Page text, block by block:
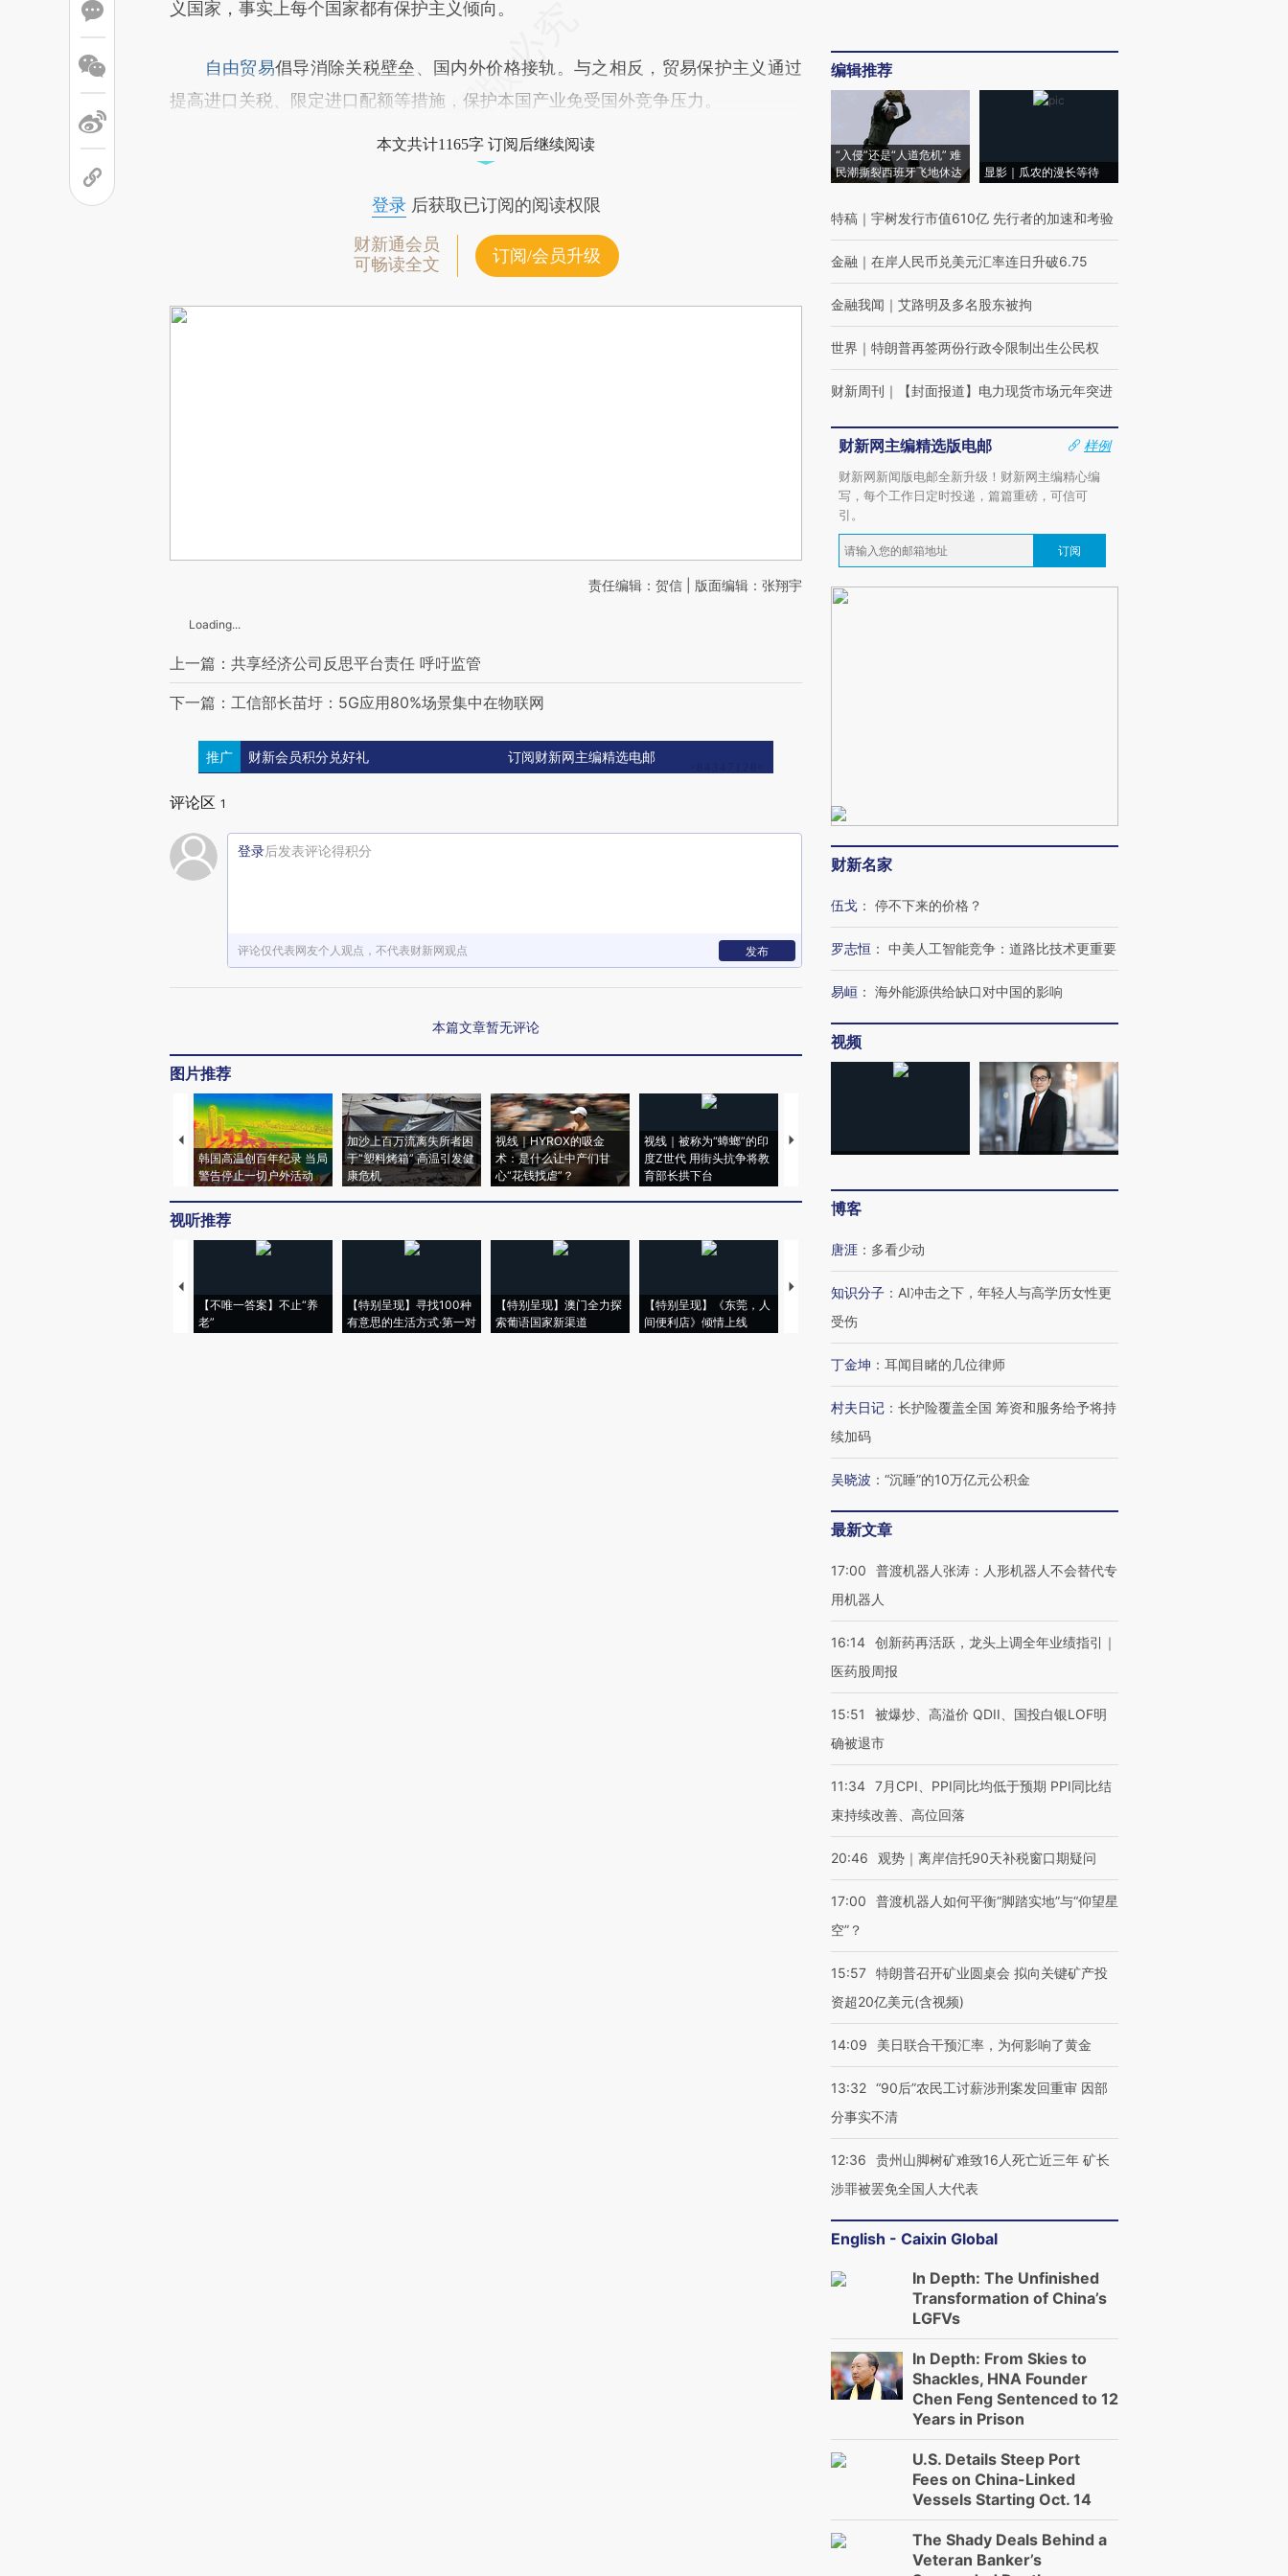
义国家，事实上每个国家都有保护主义倾向。
自由贸易倡导消除关税壁垒、国内外价格接轨。与之相反，贸易保护主义通过
提高进口关税、限定进口配额等措施，保护本国产业免受国外竞争压力。
本文共计1165字 订阅后继续阅读
登录后获取已订阅的阅读权限
财新通会员
可畅读全文
订阅/会员升级
责任编辑：贺信 | 版面编辑：张翔宇
Loading...
上一篇：共享经济公司反思平台责任 呼吁监管
下一篇：工信部长苗圩：5G应用80%场景集中在物联网
推广 财新会员积分兑好礼 订阅财新网主编精选电邮
评论区 1
登录后发表评论得积分
评论仅代表网友个人观点，不代表财新网观点 发布
本篇文章暂无评论
图片推荐
韩国高温创百年纪录 当局
警告停止一切户外活动
加沙上百万流离失所者困
于“塑料烤箱” 高温引发健
康危机
视线｜HYROX的吸金
术：是什么让中产们甘
心“花钱找虐”？
视线｜被称为“蟑螂”的印
度Z世代 用街头抗争将教
育部长拱下台
视线｜“入侵”还是“人道危
机”？难民潮撕裂西班牙
湖北宜昌局部短时降雨
128毫米 紧急转移近
哈尔滨遭遇短时极端强降
雨 3小时累计雨量超80毫
视听推荐
【不唯一答案】不止“养
老”
【特别呈现】寻找100种
有意思的生活方式·第一对
【特别呈现】澳门全力探
索葡语国家新渠道
【特别呈现】《东莞，人
间便利店》倾情上线
【推广】走进第四届链博
【商旅对话】华住集团
编辑推荐
“入侵”还是“人道危机” 难
民潮撕裂西班牙飞地休达
显影｜瓜农的漫长等待
特稿 ｜ 宇树发行市值610亿 先行者的加速和考验
金融 ｜ 在岸人民币兑美元汇率连日升破6.75
金融我闻 ｜ 艾路明及多名股东被拘
世界 ｜ 特朗普再签两份行政令限制出生公民权
财新周刊 ｜ 【封面报道】电力现货市场元年突进
财新网主编精选版电邮
样例
财新网新闻版电邮全新升级！财新网主编精心编
写，每个工作日定时投递，篇篇重磅，可信可
引。
订阅
财新名家
伍戈 ： 停不下来的价格？
罗志恒 ： 中美人工智能竞争：道路比技术更重要
易峘 ： 海外能源供给缺口对中国的影响
视频
博客
唐涯 ： 多看少动
知识分子 ： AI冲击之下，年轻人与高学历女性更
受伤
丁金坤 ： 耳闻目睹的几位律师
村夫日记 ： 长护险覆盖全国 筹资和服务给予将持
续加码
吴晓波 ： “沉睡”的10万亿元公积金
最新文章
17:00
普渡机器人张涛：人形机器人不会替代专
用机器人
16:14 创新药再活跃，龙头上调全年业绩指引｜
医药股周报
15:51
被爆炒、高溢价 QDII、国投白银LOF明
确被退市
11:34 7月CPI、PPI同比均低于预期 PPI同比结
束持续改善、高位回落
20:46 观势｜离岸信托90天补税窗口期疑问
17:00
普渡机器人如何平衡“脚踏实地”与“仰望星
空”？
15:57 特朗普召开矿业圆桌会 拟向关键矿产投
资超20亿美元(含视频)
14:09 美日联合干预汇率，为何影响了黄金
13:32 “90后”农民工讨薪涉刑案发回重审 因部
分事实不清
12:36
贵州山脚树矿难致16人死亡近三年 矿长
涉罪被罢免全国人大代表
English - Caixin Global
In Depth: The Unfinished
Transformation of China’s
LGFVs
In Depth: From Skies to
Shackles, HNA Founder
Chen Feng Sentenced to 12
Years in Prison
U.S. Details Steep Port
Fees on China-Linked
Vessels Starting Oct. 14
The Shady Deals Behind a
Veteran Banker’s